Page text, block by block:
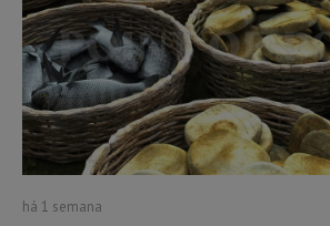
há 1 semana